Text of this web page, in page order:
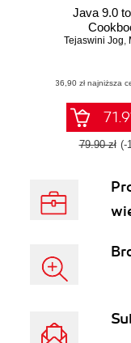
Java 9.0
Tejaswini Jog,
(36,90 zł najniższa
79.90 zł (-